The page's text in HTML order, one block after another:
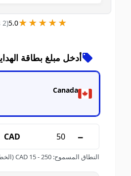
★★★★★
★★★★★
5.0
(
2
review
s
أدخل مبلغ بطاقة الهدايا
Canada
CAD
+
النطاق المسموح:
CAD15- 250 (الخطوة: 1)